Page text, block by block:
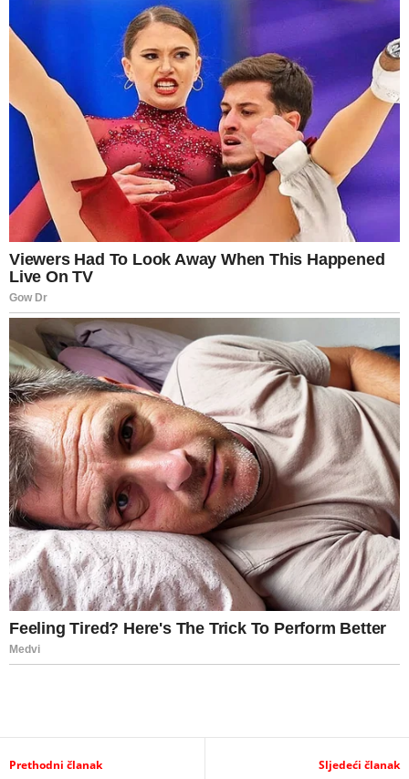
Prethodni članak Sljedeći članak